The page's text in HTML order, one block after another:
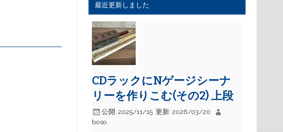
最近更新しました
CDラックにNゲージシーナ
リーを作りこむ(その2) 上段
公開: 2025/11/15 更新: 2026/03/20
boso